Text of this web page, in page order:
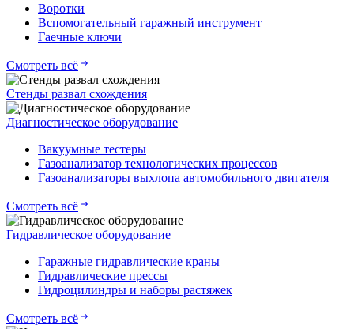
Воротки
Вспомогательный гаражный инструмент
Гаечные ключи
Смотреть всё
Стенды развал схождения
Диагностическое оборудование
Вакуумные тестеры
Газоанализатор технологических процессов
Газоанализаторы выхлопа автомобильного двигателя
Смотреть всё
Гидравлическое оборудование
Гаражные гидравлические краны
Гидравлические прессы
Гидроцилиндры и наборы растяжек
Смотреть всё